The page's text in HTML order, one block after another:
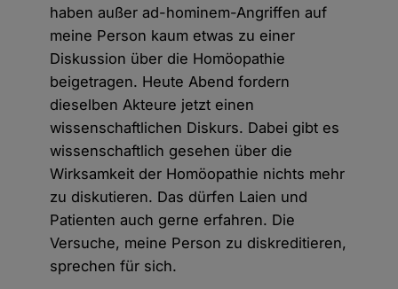
haben außer ad-hominem-Angriffen auf
meine Person kaum etwas zu einer
Diskussion über die Homöopathie
beigetragen. Heute Abend fordern
dieselben Akteure jetzt einen
wissenschaftlichen Diskurs. Dabei gibt es
wissenschaftlich gesehen über die
Wirksamkeit der Homöopathie nichts mehr
zu diskutieren. Das dürfen Laien und
Patienten auch gerne erfahren. Die
Versuche, meine Person zu diskreditieren,
sprechen für sich.